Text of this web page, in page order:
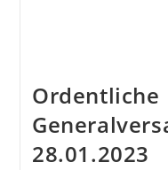
Ordentliche
28.01.2023